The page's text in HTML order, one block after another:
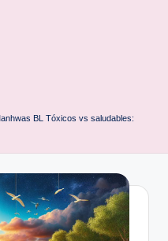
BL Tóxicos vs saludables: